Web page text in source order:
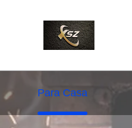
Para Casa